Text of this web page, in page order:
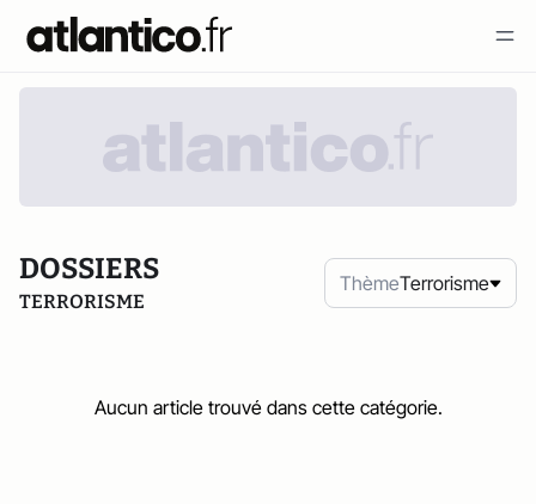
DOSSIERS
TERRORISME
ThèmeTerrorisme
Aucun article trouvé dans cette catégorie.